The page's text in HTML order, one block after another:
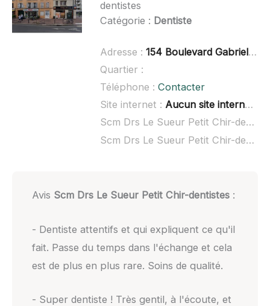
dentistes
Catégorie : Dentiste
Adresse : 154 Boulevard Gabriel Péri, 92240 Malakoff
Quartier :
Téléphone : Contacter
Site internet : Aucun site internet connu
Scm Drs Le Sueur Petit Chir-dentistes à domicile :
Scm Drs Le Sueur Petit Chir-dentistes ouvert dimanche :
Avis Scm Drs Le Sueur Petit Chir-dentistes:
- Dentiste attentifs et qui expliquent ce qu'il
fait. Passe du temps dans l'échange et cela
est de plus en plus rare. Soins de qualité.
- Super dentiste ! Très gentil, à l'écoute, et